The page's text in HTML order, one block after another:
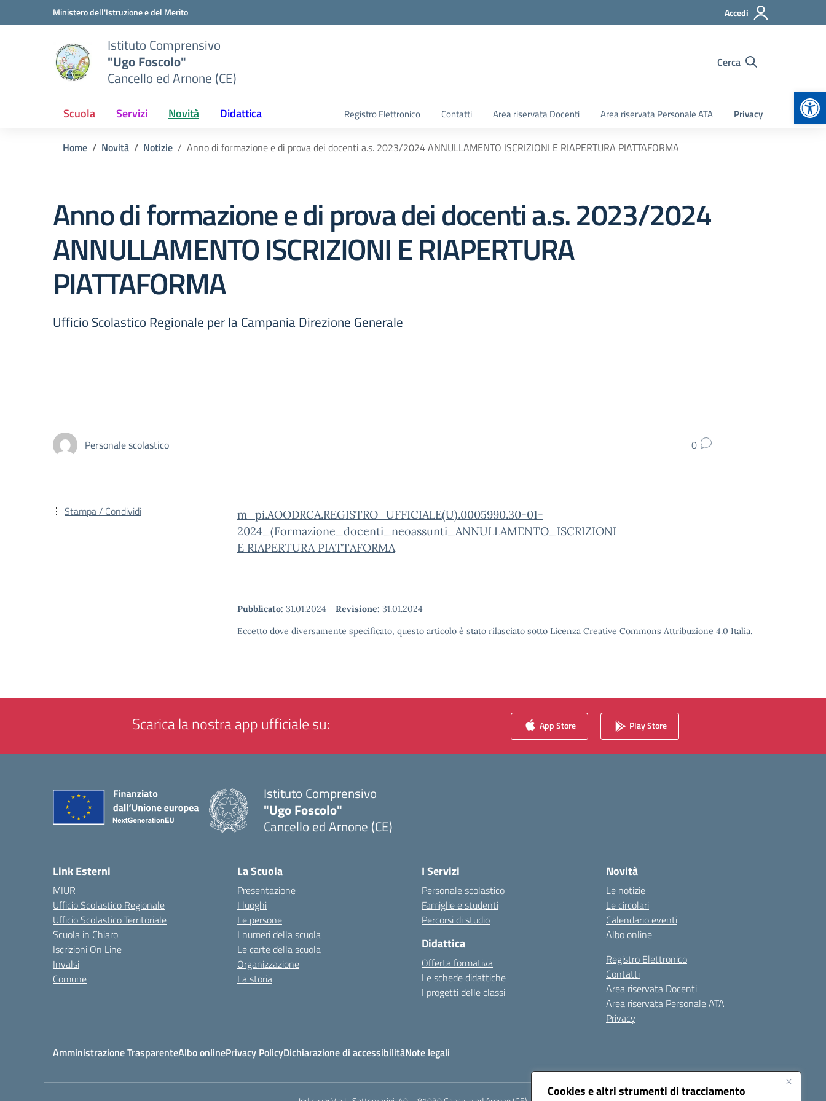
Cookies e altri strumenti di tracciamento
Vai ai contenuti
Vai al menu di navigazioneMinistero dell'Istruzione e del Merito Accedi
Istituto Comprensivo
"Ugo Foscolo"
Cancello ed Arnone (CE)
Cerca
Scuola Servizi Novità Didattica Registro Elettronico Contatti Area riservata Docenti Area riservata Personale ATA Privacy
Home Novità Notizie Anno di formazione e di prova dei docenti a.s. 2023/2024 ANNULLAMENTO ISCRIZIONI E RIAPERTURA PIATTAFORMA
Anno di formazione e di prova dei docenti a.s. 2023/2024
ANNULLAMENTO ISCRIZIONI E RIAPERTURA
PIATTAFORMA
Ufficio Scolastico Regionale per la Campania Direzione Generale
Personale scolastico 0
m_pi.AOODRCA.REGISTRO_UFFICIALE(U).0005990.30-01-
2024_(Formazione_docenti_neoassunti_ANNULLAMENTO_ISCRIZIONI
E RIAPERTURA PIATTAFORMA
Pubblicato: 31.01.2024 - Revisione: 31.01.2024
Eccetto dove diversamente specificato, questo articolo è stato rilasciato sotto Licenza Creative Commons Attribuzione 4.0 Italia.
Stampa / Condividi
Scarica la nostra app ufficiale su: App Store Play Store
Istituto Comprensivo
"Ugo Foscolo"
Cancello ed Arnone (CE)
Link Esterni
MIUR
Ufficio Scolastico Regionale
Ufficio Scolastico Territoriale
Scuola in Chiaro
Iscrizioni On Line
Invalsi
Comune
La Scuola
Presentazione
I luoghi
Le persone
I numeri della scuola
Le carte della scuola
Organizzazione
La storia
I Servizi
Personale scolastico
Famiglie e studenti
Percorsi di studio
Didattica
Offerta formativa
Le schede didattiche
I progetti delle classi
Novità
Le notizie
Le circolari
Calendario eventi
Albo online
Registro Elettronico
Contatti
Area riservata Docenti
Area riservata Personale ATA
Privacy
Amministrazione TrasparenteAlbo onlinePrivacy PolicyDichiarazione di accessibilitàNote legali